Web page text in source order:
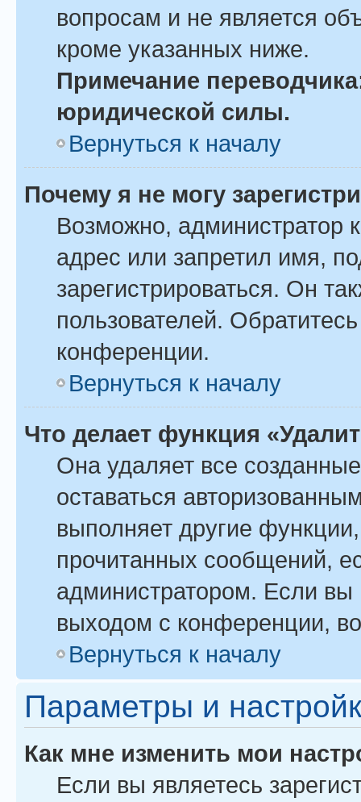
вопросам и не является
кроме указанных ниже.
Примечание
юридической силы.
Вернуться к началу
Почему я не могу
Возможно, администратор
адрес или запретил имя,
зарегистрироваться. Он
пользователей.
конференции.
Вернуться к началу
Что делает функция
Она удаляет все
оставаться
выполняет другие
прочитанных сообщений,
администратором. Если вы
выходом с конференции,
Вернуться к началу
Параметры и
Как мне изменить мои
Если вы являетесь